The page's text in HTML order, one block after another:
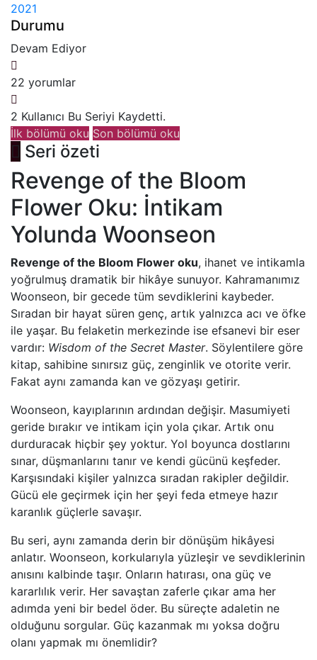
2021
Durumu
Devam Ediyor
22 yorumlar
2 Kullanıcı Bu Seriyi Kaydetti.
İlk bölümü oku Son bölümü oku
Seri özeti
Revenge of the Bloom
Flower Oku: İntikam
Yolunda Woonseon
Revenge of the Bloom Flower oku, ihanet ve intikamla
yoğrulmuş dramatik bir hikâye sunuyor. Kahramanımız
Woonseon, bir gecede tüm sevdiklerini kaybeder.
Sıradan bir hayat süren genç, artık yalnızca acı ve öfke
ile yaşar. Bu felaketin merkezinde ise efsanevi bir eser
vardır: Wisdom of the Secret Master. Söylentilere göre
kitap, sahibine sınırsız güç, zenginlik ve otorite verir.
Fakat aynı zamanda kan ve gözyaşı getirir.
Woonseon, kayıplarının ardından değişir. Masumiyeti
geride bırakır ve intikam için yola çıkar. Artık onu
durduracak hiçbir şey yoktur. Yol boyunca dostlarını
sınar, düşmanlarını tanır ve kendi gücünü keşfeder.
Karşısındaki kişiler yalnızca sıradan rakipler değildir.
Gücü ele geçirmek için her şeyi feda etmeye hazır
karanlık güçlerle savaşır.
Bu seri, aynı zamanda derin bir dönüşüm hikâyesi
anlatır. Woonseon, korkularıyla yüzleşir ve sevdiklerinin
anısını kalbinde taşır. Onların hatırası, ona güç ve
kararlılık verir. Her savaştan zaferle çıkar ama her
adımda yeni bir bedel öder. Bu süreçte adaletin ne
olduğunu sorgular. Güç kazanmak mı yoksa doğru
olanı yapmak mı önemlidir?